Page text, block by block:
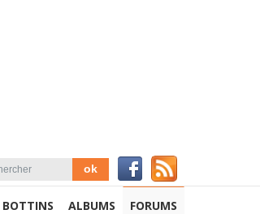
BOTTINS ALBUMS FORUMS